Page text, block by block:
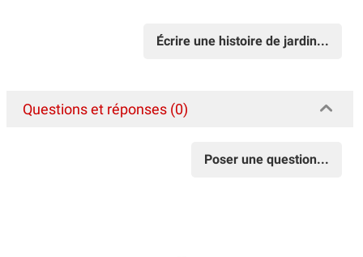
Écrire une histoire de jardin...
Questions et réponses (0)
Poser une question...